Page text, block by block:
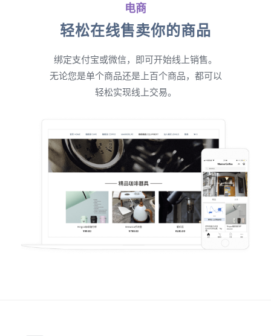
电商
轻松在线售卖你的商品
绑定支付宝或微信，即可开始线上销售。
无论您是单个商品还是上百个商品，都可以
轻松实现线上交易。